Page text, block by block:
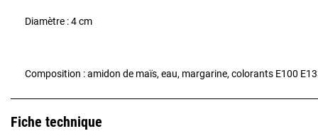
Diamètre : 4 cm
Composition : amidon de maïs, eau, margarine, colorants E100
Fiche technique